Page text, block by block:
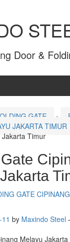
Door &
GATE ›
JAKARTA TIMUR
Timur
GATE
by Maxindo Steel
Melayu